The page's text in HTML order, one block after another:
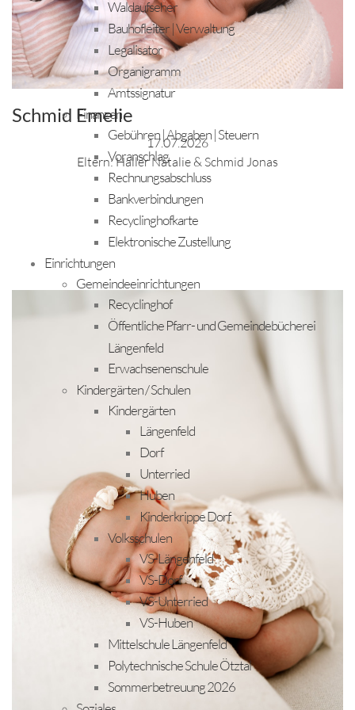
Waldaufseher
Bauhofleiter | Verwaltung
Legalisator
Organigramm
Amtssignatur
Finanzen
Gebühren | Abgaben | Steuern
Voranschlag
Rechnungsabschluss
Bankverbindungen
Recyclinghofkarte
Elektronische Zustellung
Einrichtungen
Gemeindeeinrichtungen
Recyclinghof
Öffentliche Pfarr- und Gemeindebücherei
Längenfeld
Erwachsenenschule
Kindergärten / Schulen
Kindergärten
Längenfeld
Dorf
Unterried
Huben
Kinderkrippe Dorf
Volksschulen
VS-Längenfeld
VS-Dorf
VS-Unterried
VS-Huben
Mittelschule Längenfeld
Polytechnische Schule Ötztal
Sommerbetreuung 2026
Schmid Emelie
17.07.2026
Eltern: Haller Natalie & Schmid Jonas